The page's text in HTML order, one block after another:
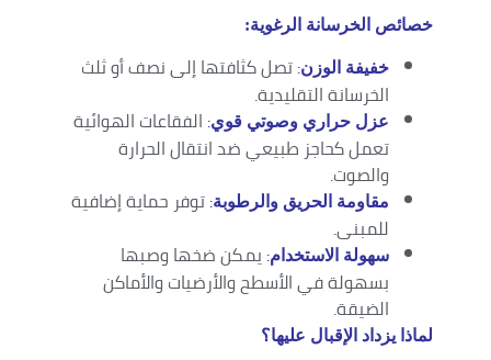
خصائص الخرسانة الرغوية:
خفيفة الوزن:تصل كثافتها إلى نصف أو ثلث
الخرسانة التقليدية.
عزل حراري وصوتي قوي: الفقاعات الهوائية
تعمل كحاجز طبيعي ضد انتقال الحرارة
والصوت.
مقاومة الحريق والرطوبة:توفر حماية إضافية
للمبنى.
سهولة الاستخدام:يمكن ضخها وصبها
بسهولة في الأسطح والأرضيات والأماكن
الضيقة.
لماذا يزداد الإقبال عليها؟